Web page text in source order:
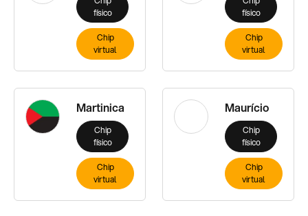
físico
Chip
virtual
físico
Chip
virtual
Martinica
Chip
físico
Chip
virtual
Maurício
Chip
físico
Chip
virtual